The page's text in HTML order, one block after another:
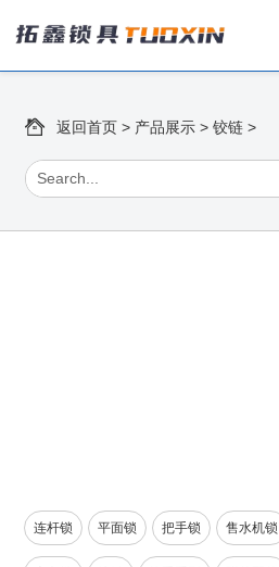
返回首页 > 产品展示 >铰链 >
连杆锁 平面锁 把手锁 售水机锁